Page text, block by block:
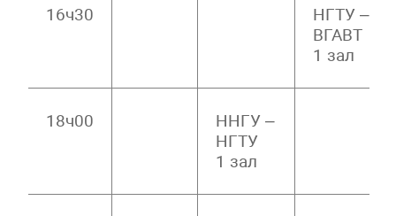
16ч30
НГТУ –
ВГАВТ
1 зал
18ч00
ННГУ –
НГТУ
1 зал